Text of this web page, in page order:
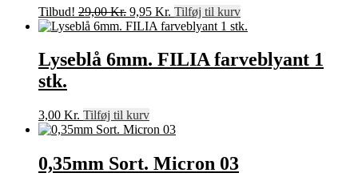
Tilbud! 29,00Kr. Den
oprindelige
var:
29,00 Kr..
9,95 Kr. Den
aktuelle
er:
9,95 Kr..
Tilføj til kurv
Lyseblå 6mm. FILIA farveblyant 1
stk.
3,00 Kr. Tilføj til kurv
0,35mm Sort. Micron 03